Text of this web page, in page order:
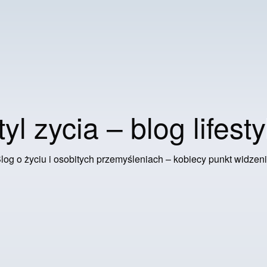
zycia – blog
o życiu i osobitych przemyśleniach – kobiecy punkt